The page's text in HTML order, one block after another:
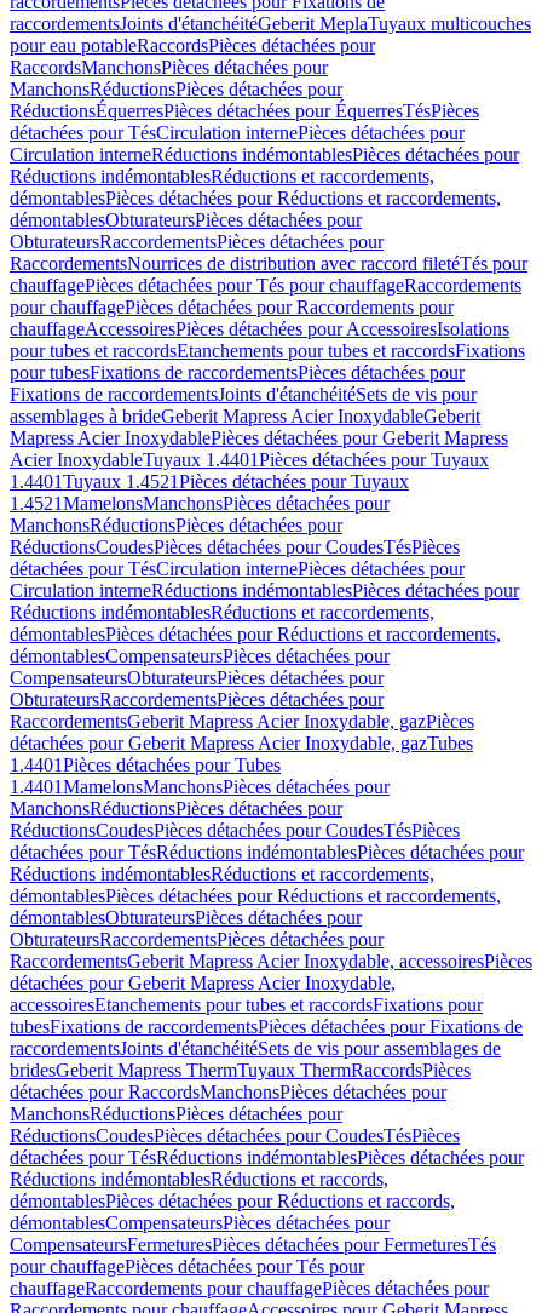
raccordementsJoints d'étanchéitéGeberit MeplaTuyaux multicouches
pour eau potableRaccordsPièces détachées pour
RaccordsManchonsPièces détachées pour
ManchonsRéductionsPièces détachées pour
RéductionsÉquerresPièces détachées pour ÉquerresTésPièces
détachées pour TésCirculation internePièces détachées pour
Circulation interneRéductions indémontablesPièces détachées pour
Réductions indémontablesRéductions et raccordements,
démontablesPièces détachées pour Réductions et raccordements,
démontablesObturateursPièces détachées pour
ObturateursRaccordementsPièces détachées pour
RaccordementsNourrices de distribution avec raccord filetéTés pour
chauffagePièces détachées pour Tés pour chauffageRaccordements
pour chauffagePièces détachées pour Raccordements pour
chauffageAccessoiresPièces détachées pour AccessoiresIsolations
pour tubes et raccordsEtanchements pour tubes et raccordsFixations
pour tubesFixations de raccordementsPièces détachées pour
Fixations de raccordementsJoints d'étanchéitéSets de vis pour
assemblages à brideGeberit Mapress Acier InoxydableGeberit
Mapress Acier InoxydablePièces détachées pour Geberit Mapress
Acier InoxydableTuyaux 1.4401Pièces détachées pour Tuyaux
1.4401Tuyaux 1.4521Pièces détachées pour Tuyaux
1.4521MamelonsManchonsPièces détachées pour
ManchonsRéductionsPièces détachées pour
RéductionsCoudesPièces détachées pour CoudesTésPièces
détachées pour TésCirculation internePièces détachées pour
Circulation interneRéductions indémontablesPièces détachées pour
Réductions indémontablesRéductions et raccordements,
démontablesPièces détachées pour Réductions et raccordements,
démontablesCompensateursPièces détachées pour
CompensateursObturateursPièces détachées pour
ObturateursRaccordementsPièces détachées pour
RaccordementsGeberit Mapress Acier Inoxydable, gazPièces
détachées pour Geberit Mapress Acier Inoxydable, gazTubes
1.4401Pièces détachées pour Tubes
1.4401MamelonsManchonsPièces détachées pour
ManchonsRéductionsPièces détachées pour
RéductionsCoudesPièces détachées pour CoudesTésPièces
détachées pour TésRéductions indémontablesPièces détachées pour
Réductions indémontablesRéductions et raccordements,
démontablesPièces détachées pour Réductions et raccordements,
démontablesObturateursPièces détachées pour
ObturateursRaccordementsPièces détachées pour
RaccordementsGeberit Mapress Acier Inoxydable, accessoiresPièces
détachées pour Geberit Mapress Acier Inoxydable,
accessoiresEtanchements pour tubes et raccordsFixations pour
tubesFixations de raccordementsPièces détachées pour Fixations de
raccordementsJoints d'étanchéitéSets de vis pour assemblages de
bridesGeberit Mapress ThermTuyaux ThermRaccordsPièces
détachées pour RaccordsManchonsPièces détachées pour
ManchonsRéductionsPièces détachées pour
RéductionsCoudesPièces détachées pour CoudesTésPièces
détachées pour TésRéductions indémontablesPièces détachées pour
Réductions indémontablesRéductions et raccords,
démontablesPièces détachées pour Réductions et raccords,
démontablesCompensateursPièces détachées pour
CompensateursFermeturesPièces détachées pour FermeturesTés
pour chauffagePièces détachées pour Tés pour
chauffageRaccordements pour chauffagePièces détachées pour